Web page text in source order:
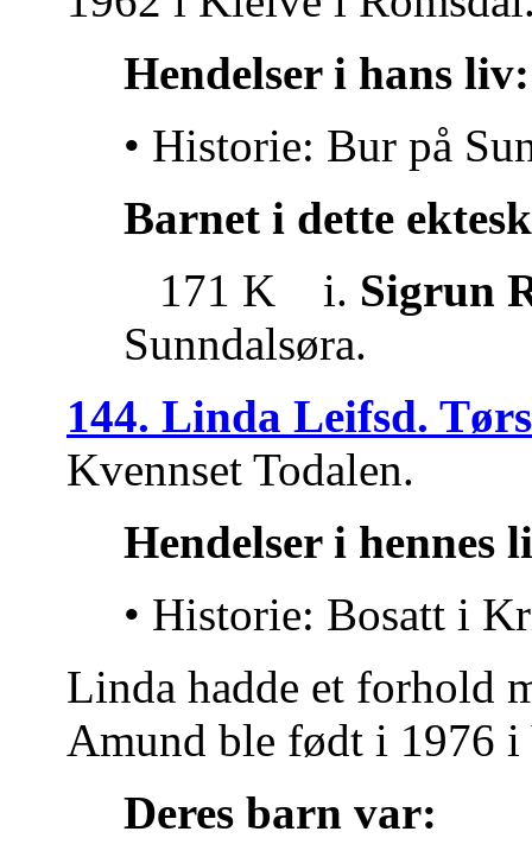
Hendelser i hans liv:
• Historie: Bur på
Barnet i dette
171 K i. Sigrun
Sunndalsøra.
144. Linda Leifsd.
Kvennset Todalen.
Hendelser i hennes
• Historie: Bosatt i
Linda hadde et forhold
Amund ble født i 1976
Deres barn var: